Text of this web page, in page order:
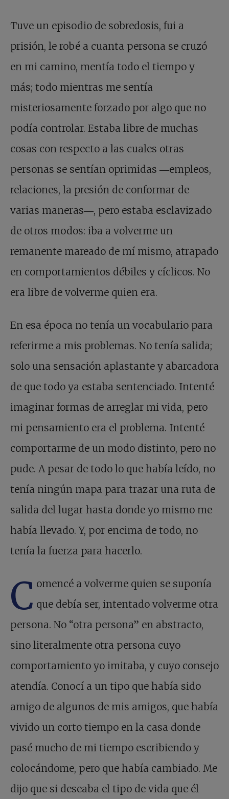
Tuve un episodio de sobredosis, fui a
prisión, le robé a cuanta persona se cruzó
en mi camino, mentía todo el tiempo y
más; todo mientras me sentía
misteriosamente forzado por algo que no
podía controlar. Estaba libre de muchas
cosas con respecto a las cuales otras
personas se sentían oprimidas ―empleos,
relaciones, la presión de conformar de
varias maneras―, pero estaba esclavizado
de otros modos: iba a volverme un
remanente mareado de mí mismo, atrapado
en comportamientos débiles y cíclicos. No
era libre de volverme quien era.
En esa época no tenía un vocabulario para
referirme a mis problemas. No tenía salida;
solo una sensación aplastante y abarcadora
de que todo ya estaba sentenciado. Intenté
imaginar formas de arreglar mi vida, pero
mi pensamiento era el problema. Intenté
comportarme de un modo distinto, pero no
pude. A pesar de todo lo que había leído, no
tenía ningún mapa para trazar una ruta de
salida del lugar hasta donde yo mismo me
había llevado. Y, por encima de todo, no
tenía la fuerza para hacerlo.
C omencé a volverme quien se suponía
que debía ser, intentado volverme otra
persona. No “otra persona” en abstracto,
sino literalmente otra persona cuyo
comportamiento yo imitaba, y cuyo consejo
atendía. Conocí a un tipo que había sido
amigo de algunos de mis amigos, que había
vivido un corto tiempo en la casa donde
pasé mucho de mi tiempo escribiendo y
colocándome, pero que había cambiado. Me
dijo que si deseaba el tipo de vida que él